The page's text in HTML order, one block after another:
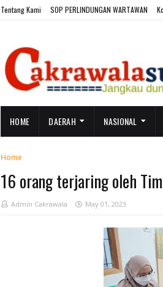
Tentang Kami SOP PERLINDUNGAN WARTAWAN
HOME DAERAH NASIONAL
Home
16 orang terjaring oleh
Admin Cakrawala May 01, 2023